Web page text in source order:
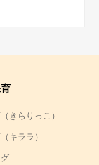
きらりっこ）
キララ）